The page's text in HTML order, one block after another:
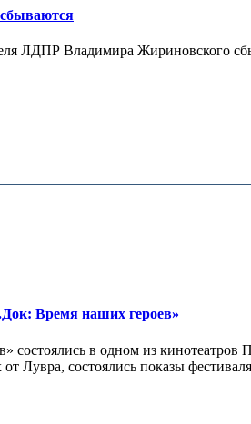
ЛДПР Владимира Жириновского
Время наших героев»
в одном из
от Лувра, состоялись показы